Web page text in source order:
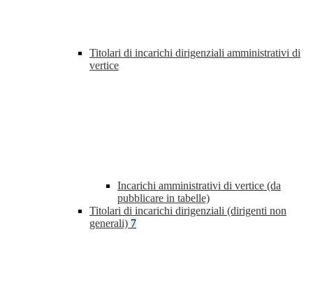
Titolari di incarichi dirigenziali amministrativi di
vertice
Incarichi amministrativi di vertice (da
pubblicare in tabelle)
Titolari di incarichi dirigenziali (dirigenti non
generali) 7